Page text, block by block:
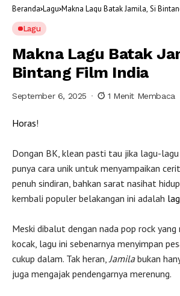
Beranda Lagu Makna Lagu Batak Jamila, Si
Lagu
Makna Lagu Batak
Bintang Film India
September 6, 2025 1 Menit Membaca
Horas!
Dongan BK, klean pasti tau jika lagu-lagu
punya cara unik untuk menyampaikan
penuh sindiran, bahkan sarat nasihat
kembali populer belakangan ini adalah
Meski dibalut dengan nada pop rock yang
kocak, lagu ini sebenarnya menyimpan
cukup dalam. Tak heran,Jamilabukan
juga mengajak pendengarnya merenung.